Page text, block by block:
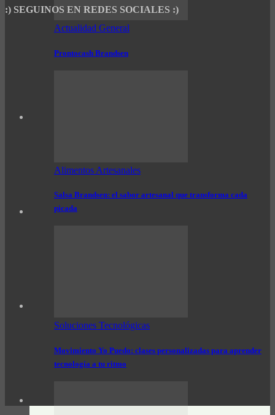
Actualidad General
Prontocash Brandsen
Alimentos Artesanales
Salsa Brandsen: el sabor artesanal que transforma cada
picada
Soluciones Tecnológicas
Movimiento Yo Puedo: clases personalizadas para aprender
tecnología a tu ritmo
:) SEGUINOS EN REDES SOCIALES :)